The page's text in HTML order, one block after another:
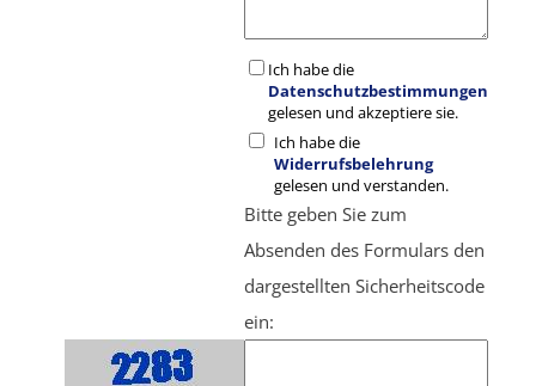
Ich habe die
Datenschutzbestimmungen
gelesen und akzeptiere sie.
Ich habe die
Widerrufsbelehrung
gelesen und verstanden.
Bitte geben Sie zum
Absenden des Formulars den
dargestellten Sicherheitscode
ein: